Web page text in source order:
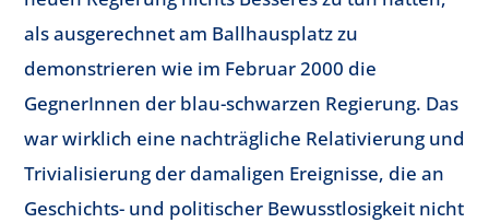
als ausgerechnet am Ballhausplatz zu
demonstrieren wie im Februar 2000 die
GegnerInnen der blau-schwarzen Regierung. Das
war wirklich eine nachträgliche Relativierung und
Trivialisierung der damaligen Ereignisse, die an
Geschichts- und politischer Bewusstlosigkeit nicht